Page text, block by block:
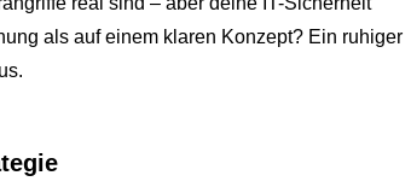
als auf einem klaren Konzept? Ein ruhiger